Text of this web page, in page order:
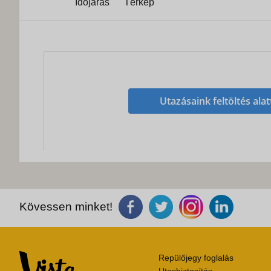
Időjárás Térkép
Utazásaink feltöltés
Kövessen minket!
Repülőjegy foglalás